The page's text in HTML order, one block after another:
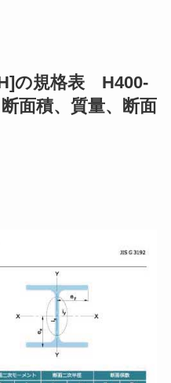
の規格表 H400-
面積、質量、断面